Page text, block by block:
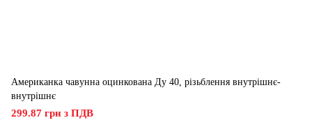
Американка чавунна оцинкована Ду 40, різьблення внутрішнє-
внутрішнє
299.87 грн з ПДВ